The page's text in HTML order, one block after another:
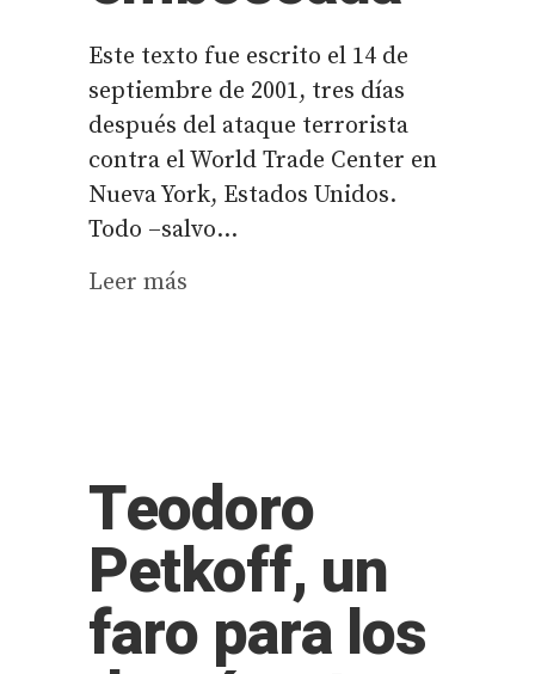
Este texto fue escrito el 14 de
septiembre de 2001, tres días
después del ataque terrorista
contra el World Trade Center en
Nueva York, Estados Unidos.
Todo –salvo...
Leer más
Teodoro
Petkoff, un
faro para los